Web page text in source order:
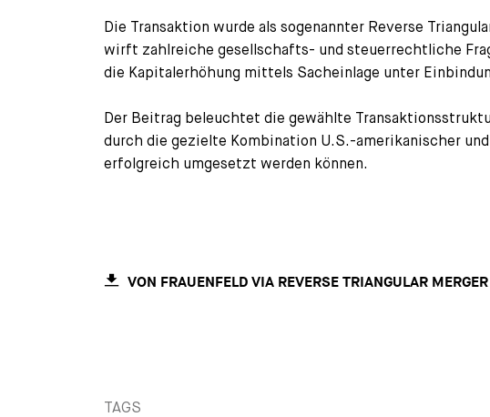
Die Transaktion wurde als sogenannter Reverse
wirft zahlreiche gesellschafts- und steuerrechtliche
die Kapitalerhöhung mittels Sacheinlage unter
Der Beitrag beleuchtet die gewählte
durch die gezielte Kombination U.S.-amerikanischer
erfolgreich umgesetzt werden können.
VON FRAUENFELD VIA REVERSE TRIANGULAR
TAGS